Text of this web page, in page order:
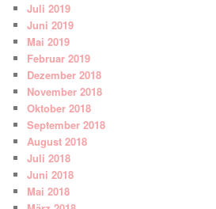
Juli 2019
Juni 2019
Mai 2019
Februar 2019
Dezember 2018
November 2018
Oktober 2018
September 2018
August 2018
Juli 2018
Juni 2018
Mai 2018